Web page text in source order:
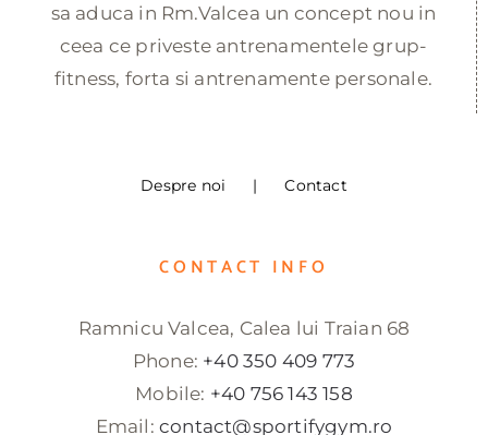
sa aduca in Rm.Valcea un concept nou in
ceea ce priveste antrenamentele grup-
fitness, forta si antrenamente personale.
Despre noi Contact
CONTACT INFO
Ramnicu Valcea, Calea lui Traian 68
Phone: +40 350 409 773
Mobile: +40 756 143 158
Email: contact@sportifygym.ro